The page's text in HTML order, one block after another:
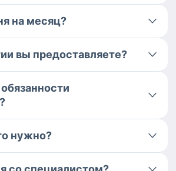
на месяц?
вы предоставляете?
нужно?